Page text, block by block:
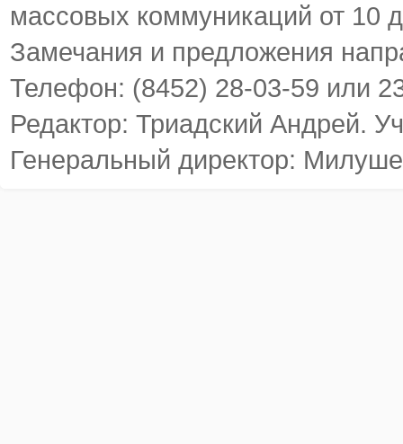
массовых коммуникаций от 10
Замечания и предложения
Телефон: (8452) 28-03-59 или
Редактор: Триадский Андрей.
Генеральный директор: